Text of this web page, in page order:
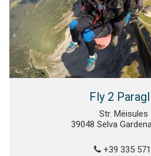
Fly 2
Str. Mëisules
39048 Selva
+39 335